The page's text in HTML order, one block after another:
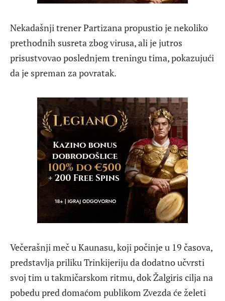
Nekadašnji trener Partizana propustio je nekoliko
prethodnih susreta zbog virusa, ali je jutros
prisustvovao poslednjem treningu tima, pokazujući
da je spreman za povratak.
Večerašnji meč u Kaunasu, koji počinje u 19 časova,
predstavlja priliku Trinkijeriju da dodatno učvrsti
svoj tim u takmičarskom ritmu, dok Žalgiris cilja na
pobedu pred domaćom publikom Zvezda će želeti